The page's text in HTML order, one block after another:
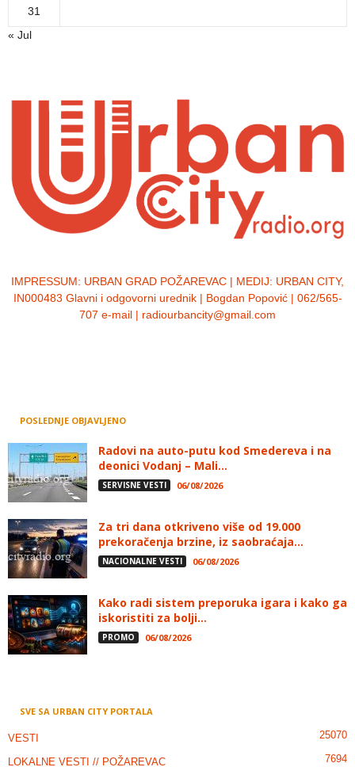
31
« Jul
IMPRESSUM: URBAN GRAD POŽAREVAC | MEDIJ: URBAN CITY,
IN000483 Glavni i odgovorni urednik | Bogdan Popović | 062/565-
707 e-mail | radiourbancity@gmail.com
POSLEDNJE OBJAVLJENO
Radovi na auto-putu kod Smedereva i na
deonici Vodanj – Mali...
SERVISNE VESTI 06/08/2026
Za tri dana otkriveno više od 19.000
prekoračenja brzine, iz saobraćaja...
NACIONALNE VESTI 06/08/2026
Kako radi sistem preporuka igara i kako ga
iskoristiti za bolji...
PROMO 06/08/2026
SVE SA URBAN CITY PORTALA
VESTI 25070
LOKALNE VESTI // POŽAREVAC 7694